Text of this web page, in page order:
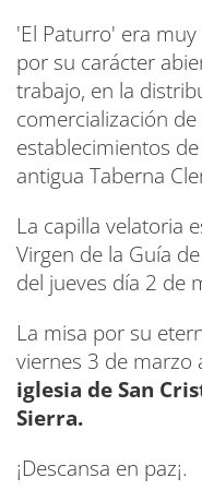
'El Paturro' era
por su carácter
trabajo, en la
comercialización
establecimientos
antigua Taberna
La capilla velatoria
Virgen de la Guía
del jueves día 2 de
La misa por su
viernes 3 de marzo
iglesia de San
Sierra.
¡Descansa en paz¡.